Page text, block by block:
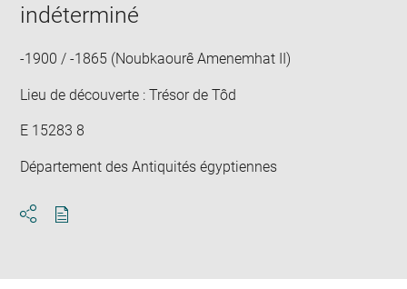
indéterminé
-1900 / -1865 (Noubkaourê Amenemhat II)
Lieu de découverte : Trésor de Tôd
E 15283 8
Département des Antiquités égyptiennes
de
pdf